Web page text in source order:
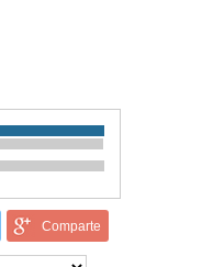
Comparte